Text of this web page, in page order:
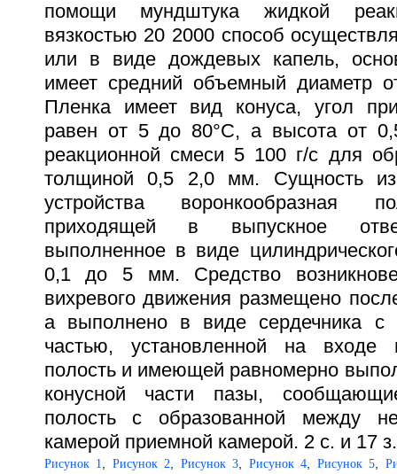
помощи мундштука жидкой
вязкостью 20 2000 способ
или в виде дождевых капель,
имеет средний объемный диаметр
Пленка имеет вид конуса, угол
равен от 5 до 80°С, а высота от
реакционной смеси 5 100 г/с для
толщиной 0,5 2,0 мм. Сущность
устройства воронкообразная
приходящей в выпускное
выполненное в виде
0,1 до 5 мм. Средство
вихревого движения размещено
а выполнено в виде сердечника с
частью, установленной на входе
полость и имеющей равномерно
конусной части пазы,
полость с образованной между
камерой приемной камерой. 2 с. и 17
Рисунок 1 Рисунок 2 Рисунок 3 Рисунок 4 Рисунок 5